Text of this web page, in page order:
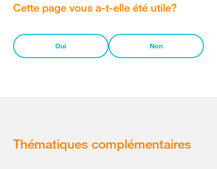
Cette page vous a-t-elle été utile?
Oui Non
Thématiques complémentaires